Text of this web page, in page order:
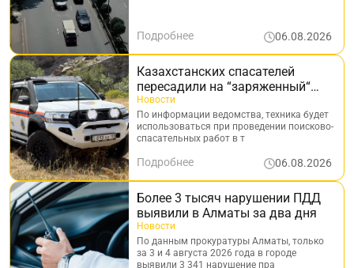
Подробнее 06.08.2026
Казахстанских спасателей
пересадили на “заряженный“
Land Cruiser - что о нём известно
Новости
По информации ведомства, техника будет
использоваться при проведении поисково-
спасательных работ в т
Подробнее 06.08.2026
Более 3 тысяч нарушении ПДД
выявили в Алматы за два дня
Новости
По данным прокуратуры Алматы, только
за 3 и 4 августа 2026 года в городе
выявили 3 341 нарушение пра